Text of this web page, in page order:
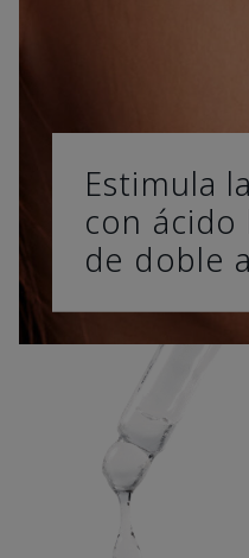
Estimula
con
de doble a